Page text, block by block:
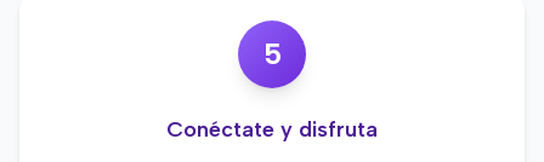
5
Conéctate y disfruta